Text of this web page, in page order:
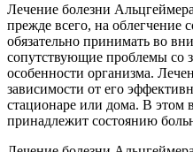
Лечение болезни
прежде всего, на облегчение
обязательно принимать во
сопутствующие проблемы со
особенности организма.
зависимости от его
стационаре или дома. В этом
принадлежит состоянию